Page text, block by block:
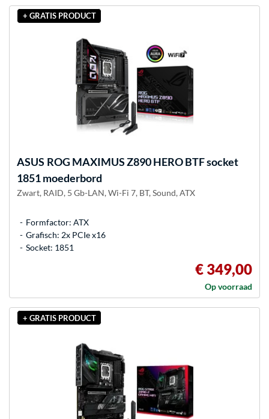
+ GRATIS PRODUCT
ASUS ROG MAXIMUS Z890 HERO BTF socket
1851 moederbord
Zwart, RAID, 5 Gb-LAN, Wi-Fi 7, BT, Sound, ATX
Formfactor: ATX
Grafisch: 2x PCIe x16
Socket: 1851
€ 349,00
Op voorraad
+ GRATIS PRODUCT